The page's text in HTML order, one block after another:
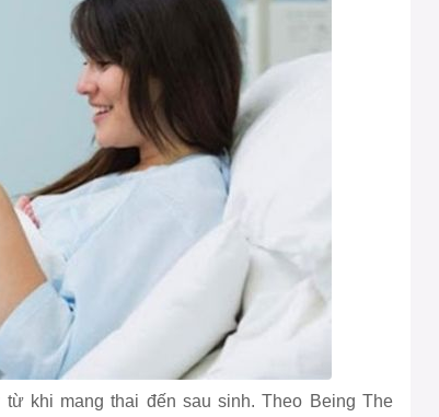
từ khi mang thai đến sau sinh. Theo Being The